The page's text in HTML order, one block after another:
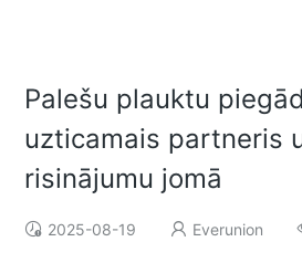
Palešu plauktu
uzticamais partneris
risinājumu jomā
2025-08-19 Everunion